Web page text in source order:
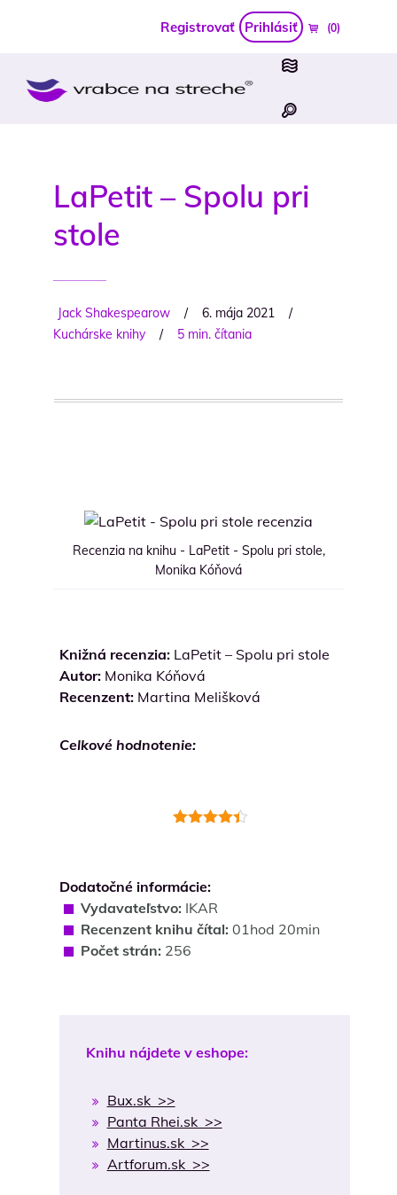
Registrovať Prihlásiť (0)
LaPetit – Spolu pri
stole
Jack Shakespearow / 6. mája 2021
/
Kuchárske knihy
/ 5 min. čítania
Recenzia na knihu - LaPetit - Spolu pri stole,
Monika Kóňová
Knižná recenzia:LaPetit – Spolu pri stole
Autor:Monika Kóňová
Recenzent:Martina Melišková
Celkové hodnotenie:
Dodatočné informácie:
Vydavateľstvo:IKAR
Recenzent knihu čítal:01hod 20min
Počet strán:256
Knihu nájdete v eshope:
Bux.sk >>
Panta Rhei.sk >>
Martinus.sk >>
Artforum.sk >>